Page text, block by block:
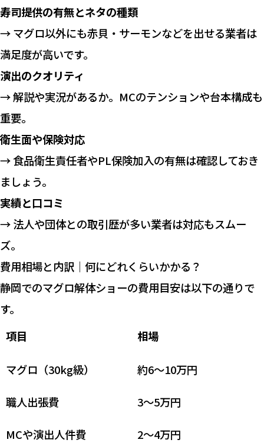
寿司提供の有無とネタの種類
→ マグロ以外にも赤貝・サーモンなどを出せる業者は
満足度が高いです。
演出のクオリティ
→ 解説や実況があるか。MCのテンションや台本構成も
重要。
衛生面や保険対応
→ 食品衛生責任者やPL保険加入の有無は確認しておき
ましょう。
実績と口コミ
→ 法人や団体との取引歴が多い業者は対応もスムー
ズ。
費用相場と内訳｜何にどれくらいかかる？
静岡でのマグロ解体ショーの費用目安は以下の通りで
す。
項目
相場
マグロ（30kg級） 約6〜10万円
職人出張費 3〜5万円
MCや演出人件費 2〜4万円